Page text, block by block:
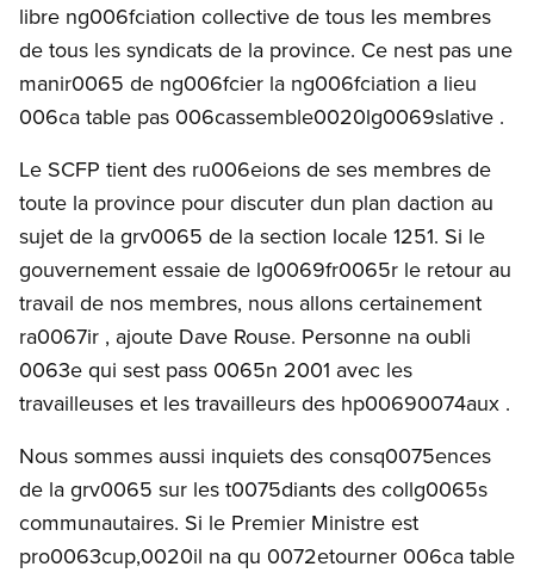
libre ng006fciation collective de tous les membres
de tous les syndicats de la province. Ce nest pas une
manir0065 de ng006fcier la ng006fciation a lieu
006ca table pas 006cassemble0020lg0069slative .
Le SCFP tient des ru006eions de ses membres de
toute la province pour discuter dun plan daction au
sujet de la grv0065 de la section locale 1251. Si le
gouvernement essaie de lg0069fr0065r le retour au
travail de nos membres, nous allons certainement
ra0067ir , ajoute Dave Rouse. Personne na oubli
0063e qui sest pass 0065n 2001 avec les
travailleuses et les travailleurs des hp00690074aux .
Nous sommes aussi inquiets des consq0075ences
de la grv0065 sur les t0075diants des collg0065s
communautaires. Si le Premier Ministre est
pro0063cup,0020il na qu 0072etourner 006ca table